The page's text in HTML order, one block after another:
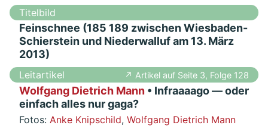
Titelbild
Feinschnee (185 189 zwischen Wiesbaden-
Schierstein und Niederwalluf am 13. März
2013)
Leitartikel ↗ Artikel auf Seite 3, Folge 128
Wolfgang Dietrich Mann• Infraaaago — oder
einfach alles nur gaga?
Fotos: Anke Knipschild, Wolfgang Dietrich Mann